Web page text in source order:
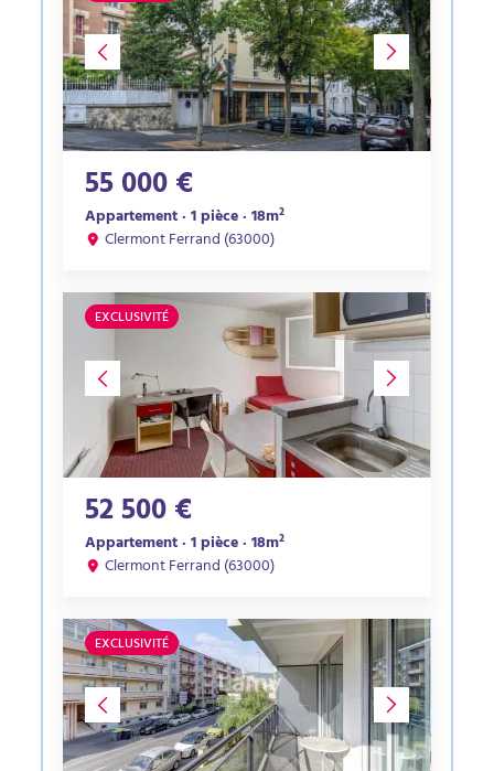
55 000 €
Appartement · 1 pièce · 18m²
Clermont Ferrand (63000)
EXCLUSIVITÉ
52 500 €
Appartement · 1 pièce · 18m²
Clermont Ferrand (63000)
EXCLUSIVITÉ